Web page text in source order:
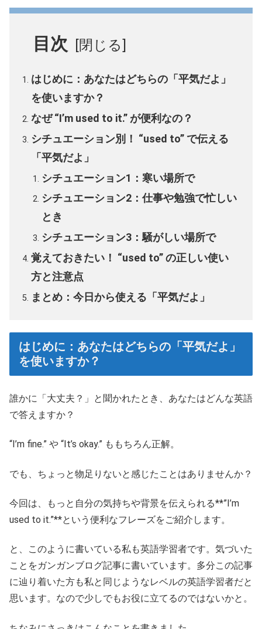
目次
はじめに：あなたはどちらの「平気だよ」
を使いますか？
なぜ “I’m used to it.” が便利なの？
シチュエーション別！ “used to” で伝える
「平気だよ」
シチュエーション1：寒い場所で
シチュエーション2：仕事や勉強で忙しい
とき
シチュエーション3：騒がしい場所で
覚えておきたい！ “used to” の正しい使い
方と注意点
まとめ：今日から使える「平気だよ」
はじめに：あなたはどちらの「平気だよ」
を使いますか？
誰かに「大丈夫？」と聞かれたとき、あなたはどんな英語
で答えますか？
“I’m fine.” や “It’s okay.” ももちろん正解。
でも、ちょっと物足りないと感じたことはありませんか？
今回は、もっと自分の気持ちや背景を伝えられる**”I’m
used to it.”**という便利なフレーズをご紹介します。
と、このように書いている私も英語学習者です。気づいた
ことをガンガンブログ記事に書いています。多分この記事
に辿り着いた方も私と同じようなレベルの英語学習者だと
思います。なので少しでもお役に立てるのではないかと。